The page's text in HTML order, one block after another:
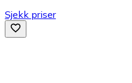
Sjekk priser